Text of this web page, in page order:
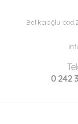
Balıkçıoğlu
0 242